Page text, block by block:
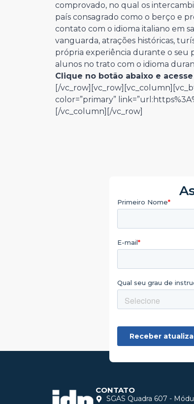
comprovado, no qual os
país consagrado como o berço e
contato com o idioma italiano em
vanguarda, atrações históricas,
própria experiência durante o seu
alunos no trato com o idioma
Clique no botão abaixo e
[/
color=”primary”
[/vc_column][/vc_row]
CONTATO
SGAS Quadra 607 -